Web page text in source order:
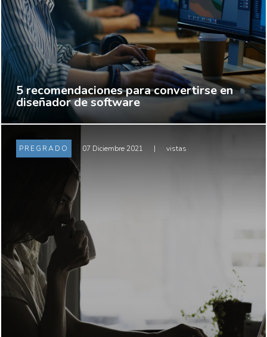
5 recomendaciones para convertirse en
diseñador de software
PREGRADO 07 Diciembre 2021 | vistas